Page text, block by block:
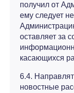
получил от
ему следует
оставляет за
касающихся
6.4.
новостные